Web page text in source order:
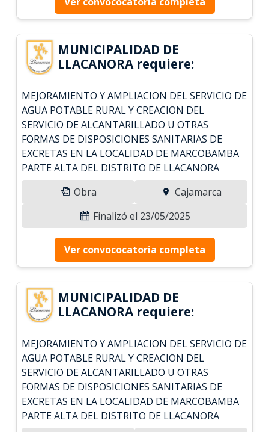
MUNICIPALIDAD DE
LLACANORA requiere:
MEJORAMIENTO Y AMPLIACION DEL SERVICIO DE
AGUA POTABLE RURAL Y CREACION DEL
SERVICIO DE ALCANTARILLADO U OTRAS
FORMAS DE DISPOSICIONES SANITARIAS DE
EXCRETAS EN LA LOCALIDAD DE MARCOBAMBA
PARTE ALTA DEL DISTRITO DE LLACANORA
Obra
Cajamarca
Finalizó el 23/05/2025
Ver convococatoria completa
MUNICIPALIDAD DE
LLACANORA requiere:
MEJORAMIENTO Y AMPLIACION DEL SERVICIO DE
AGUA POTABLE RURAL Y CREACION DEL
SERVICIO DE ALCANTARILLADO U OTRAS
FORMAS DE DISPOSICIONES SANITARIAS DE
EXCRETAS EN LA LOCALIDAD DE MARCOBAMBA
PARTE ALTA DEL DISTRITO DE LLACANORA